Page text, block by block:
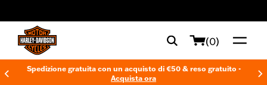
(0)
Spedizione gratuita con un acquisto di €50 & reso gratuito -
Acquista ora